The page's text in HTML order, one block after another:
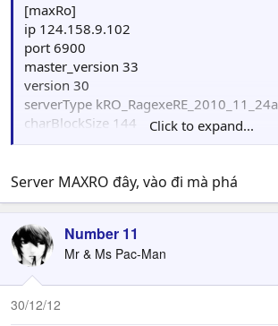
[maxRo]
ip 124.158.9.102
port 6900
master_version 33
version 30
serverType kRO_RagexeRE_2010_11_24a
charBlockSize 144
serverEncoding Western
Click to expand...
Server MAXRO đây, vào đi mà phá
Number 11
Mr & Ms Pac-Man
30/12/12